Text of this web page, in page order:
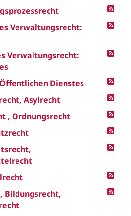
Verwaltungsrecht:
Verwaltungsrecht:
Dienstes
Asylrecht
, Ordnungsrecht
Bildungsrecht,